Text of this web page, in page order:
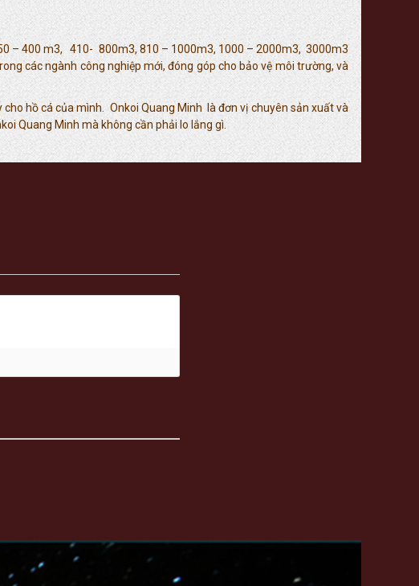
– 400 m3, 410- 800m3, 810 – 1000m3, 1000 – 2000m3, 3000m3
các ngành công nghiệp mới, đóng góp cho bảo vệ môi trường, và
hồ cá của mình. Onkoi Quang Minh là đơn vị chuyên sản xuất và
Quang Minh mà không cần phải lo lắng gì.